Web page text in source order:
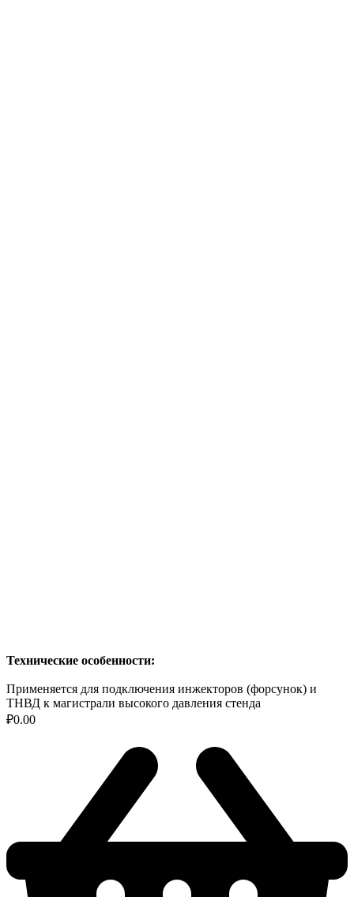
Технические особенности:
Применяется для подключения инжекторов (форсунок) и
ТНВД к магистрали высокого давления стенда
₽0.00